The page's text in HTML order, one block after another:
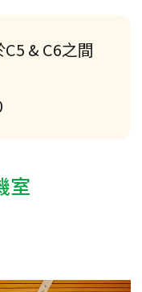
& C6之間
室